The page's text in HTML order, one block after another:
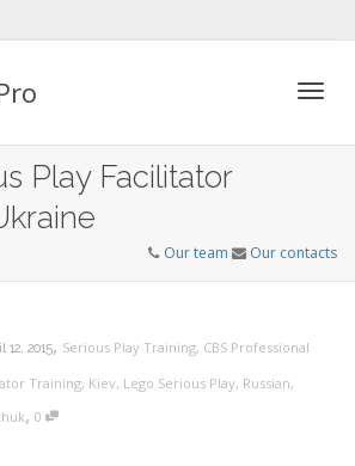
Play Facilitator
Our team Our contacts
12, 2015, Serious Play Training, CBS Professional
Training, Kiev, Lego Serious Play, Russian,
, 0